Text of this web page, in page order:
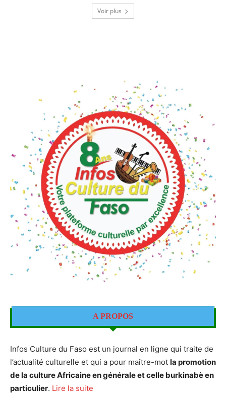
Voir plus
A PROPOS
Infos Culture du Faso est un journal en ligne qui traite de
l’actualité culturelle et qui a pour maître-mot la promotion
de la culture Africaine en générale et celle burkinabè en
particulier. Lire la suite